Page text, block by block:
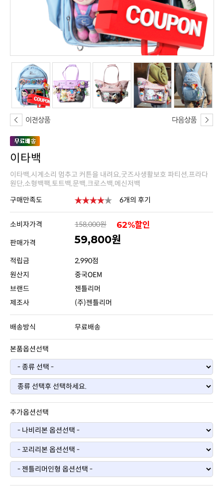
이타백
원단,소형백팩,토트백,문백,크로스백,메신저백
구매만족도
6개의 후기
소비자가격 158,000원 62%할인
판매가격 59,800원
적립금
2,990점
원산지
중국OEM
브랜드
젠틀리머
제조사
(주)젠틀리머
배송방식 무료배송
본품옵션선택
추가옵션선택